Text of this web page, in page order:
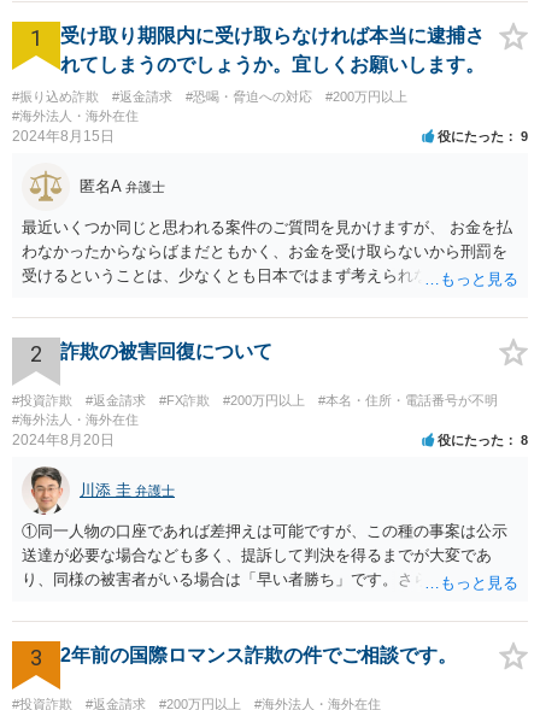
1
受け取り期限内に受け取らなければ本当に逮捕さ
れてしまうのでしょうか。宜しくお願いします。
#振り込め詐欺 #返金請求 #恐喝・脅迫への対応
#200万円以上
#海外法人・海外在住
2024年8月15日 役にたった 9
匿名A 弁護士
最近いくつか同じと思われる案件のご質問を見かけますが、 お金を払
わなかったからならばまだともかく、お金を受け取らないから刑罰を
受けるということは、少なくとも日本ではまず考えられないように思
てみてください。
2 詐欺の被害回復について
#投資詐欺 #返金請求 #FX詐欺 #200万円以上
#本名・住所・電話番号が不明
#海外法人・海外在住
2024年8月20日 役にたった 8
川添 圭 弁護士
①同一人物の口座であれば差押えは可能ですが、この種の事案は公示
送達が必要な場合なども多く、提訴して判決を得るまでが大変であ
り、同様の被害者がいる場合は「早い者勝ち」です。さらに詳しい事
れます。 ②わかりません。その法人が特定できるかどうかが問題で
す。調査が必要ですので、弁護士へ相談した方がよいと思います。
3 2年前の国際ロマンス詐欺の件でご相談です。
#投資詐欺 #返金請求 #200万円以上
#海外法人・海外在住